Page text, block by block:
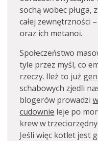
sochą wobec pługa,
całej zewnętrzności
oraz ich metanoi.
Społeczeństwo
tyle przez myśl, co
rzeczy. Ileż to już
schabowych zjedli
blogerów prowadzi
cudownie leje po
krew w
Jeśli więc kotlet jest